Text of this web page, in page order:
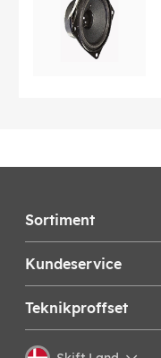
Sortiment
Kundeservice
Teknikproffset